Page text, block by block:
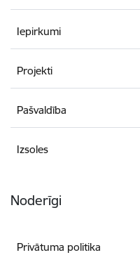
Iepirkumi
Projekti
Pašvaldība
Izsoles
Noderīgi
Privātuma politika